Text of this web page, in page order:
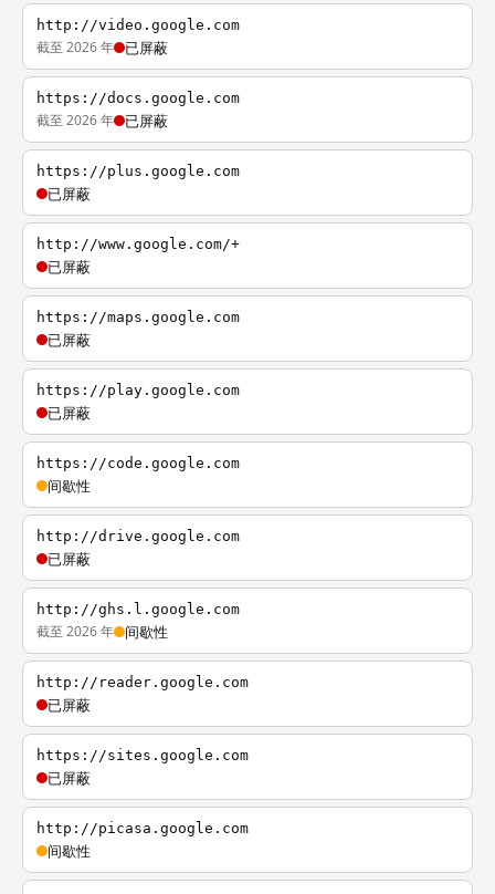
http://video.google.com
截至 2026 年 已屏蔽
https://docs.google.com
截至 2026 年 已屏蔽
https://plus.google.com
已屏蔽
http://www.google.com/+
已屏蔽
https://maps.google.com
已屏蔽
https://play.google.com
已屏蔽
https://code.google.com
间歇性
http://drive.google.com
已屏蔽
http://ghs.l.google.com
截至 2026 年 间歇性
http://reader.google.com
已屏蔽
https://sites.google.com
已屏蔽
http://picasa.google.com
间歇性